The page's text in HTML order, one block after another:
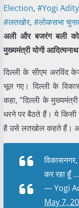
Election, #Yogi
#लतखोर, #लोकसभा
अली और बजरंग बली को
मुख्यमंत्री योगी
दिल्ली के सीएम अरविंद
भूल गए। दिल्ली के
कहा, ”दिल्ली के
धरने पर बैठते हैं। ये किसी
है उसे लतखोल कहते हैं।
कर रहा हूँ …
— Yogi
May 7,